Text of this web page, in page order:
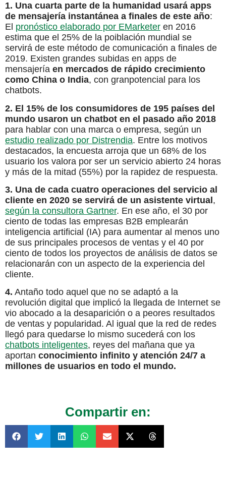
1. Una cuarta parte de la humanidad usará apps
de mensajería instantánea a finales de este año:
El pronóstico elaborado por EMarketer en 2016
estima que el 25% de la poiblación mundial se
servirá de este método de comunicación a finales de
2019. Existen grandes subidas en apps de
mensajería en mercados de rápido crecimiento
como China o India, con granpotencial para los
chatbots.
2. El 15% de los consumidores de 195 países del
mundo usaron un chatbot en el pasado año 2018
para hablar con una marca o empresa, según un
estudio realizado por Distrendia. Entre los motivos
destacados, la encuesta arroja que un 68% de los
usuario los valora por ser un servicio abierto 24 horas
y más de la mitad (55%) por la rapidez de respuesta.
3. Una de cada cuatro operaciones del servicio al
cliente en 2020 se servirá de un asistente virtual ,
según la consultora Gartner. En ese año, el 30 por
ciento de todas las empresas B2B emplearán
inteligencia artificial (IA) para aumentar al menos uno
de sus principales procesos de ventas y el 40 por
ciento de todos los proyectos de análisis de datos se
relacionarán con un aspecto de la experiencia del
cliente.
4. Antaño todo aquel que no se adaptó a la
revolución digital que implicó la llegada de Internet se
vio abocado a la desaparición o a peores resultados
de ventas y popularidad. Al igual que la red de redes
llegó para quedarse lo mismo sucederá con los
chatbots inteligentes, reyes del mañana que ya
aportan conocimiento infinito y atención 24/7 a
millones de usuarios en todo el mundo.
Compartir en: